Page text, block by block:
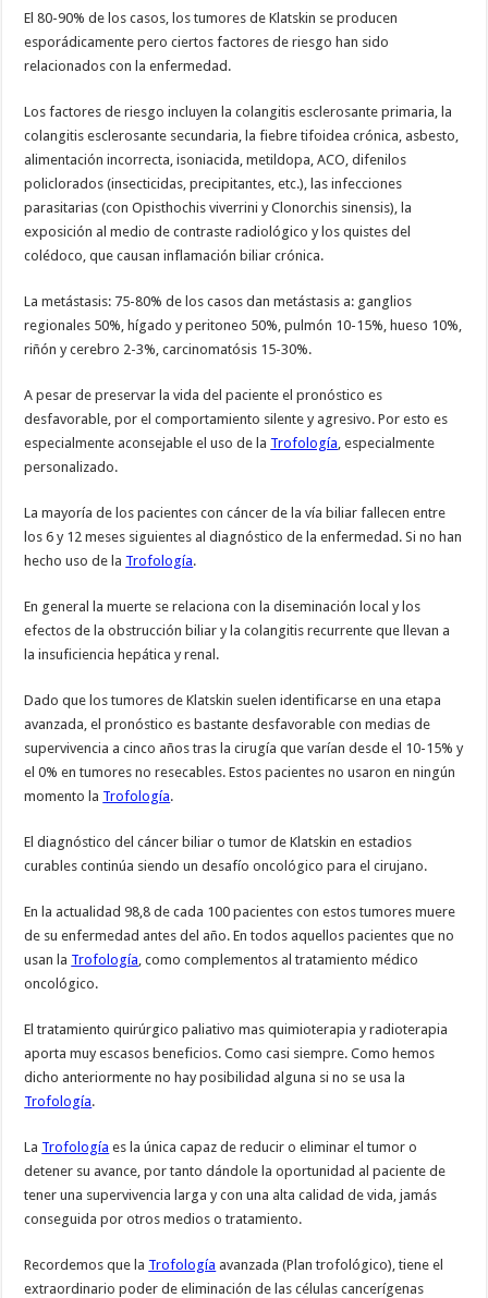
El 80-90% de los casos, los tumores de Klatskin se producen
esporádicamente pero ciertos factores de riesgo han sido
relacionados con la enfermedad.
Los factores de riesgo incluyen la colangitis esclerosante primaria, la
colangitis esclerosante secundaria, la fiebre tifoidea crónica, asbesto,
alimentación incorrecta, isoniacida, metildopa, ACO, difenilos
policlorados (insecticidas, precipitantes, etc.), las infecciones
parasitarias (con Opisthochis viverrini y Clonorchis sinensis), la
exposición al medio de contraste radiológico y los quistes del
colédoco, que causan inflamación biliar crónica.
La metástasis: 75-80% de los casos dan metástasis a: ganglios
regionales 50%, hígado y peritoneo 50%, pulmón 10-15%, hueso 10%,
riñón y cerebro 2-3%, carcinomatósis 15-30%.
A pesar de preservar la vida del paciente el pronóstico es
desfavorable, por el comportamiento silente y agresivo. Por esto es
especialmente aconsejable el uso de la Trofología , especialmente
personalizado.
La mayoría de los pacientes con cáncer de la vía biliar fallecen entre
los 6 y 12 meses siguientes al diagnóstico de la enfermedad. Si no han
hecho uso de la Trofología.
En general la muerte se relaciona con la diseminación local y los
efectos de la obstrucción biliar y la colangitis recurrente que llevan a
la insuficiencia hepática y renal.
Dado que los tumores de Klatskin suelen identificarse en una etapa
avanzada, el pronóstico es bastante desfavorable con medias de
supervivencia a cinco años tras la cirugía que varían desde el 10-15% y
el 0% en tumores no resecables. Estos pacientes no usaron en ningún
momento la Trofología.
El diagnóstico del cáncer biliar o tumor de Klatskin en estadios
curables continúa siendo un desafío oncológico para el cirujano.
En la actualidad 98,8 de cada 100 pacientes con estos tumores muere
de su enfermedad antes del año. En todos aquellos pacientes que no
usan la Trofología , como complementos al tratamiento médico
oncológico.
El tratamiento quirúrgico paliativo mas quimioterapia y radioterapia
aporta muy escasos beneficios. Como casi siempre. Como hemos
dicho anteriormente no hay posibilidad alguna si no se usa la
Trofología.
La Trofología es la única capaz de reducir o eliminar el tumor o
detener su avance, por tanto dándole la oportunidad al paciente de
tener una supervivencia larga y con una alta calidad de vida, jamás
conseguida por otros medios o tratamiento.
Recordemos que la Trofología avanzada (Plan trofológico), tiene el
extraordinario poder de eliminación de las células cancerígenas